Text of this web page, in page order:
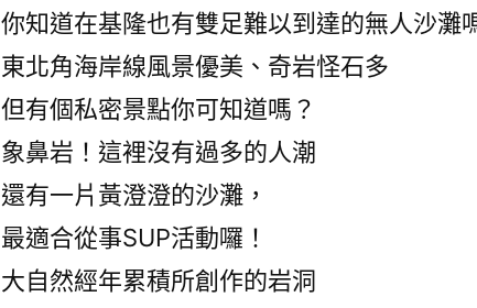
你知道在基隆也有雙足難以到達的無人沙灘
東北角海岸線風景優美、奇岩怪石多
但有個私密景點你可知道嗎？
象鼻岩！這裡沒有過多的人潮
還有一片黃澄澄的沙灘，
最適合從事SUP活動囉！
大自然經年累積所創作的岩洞